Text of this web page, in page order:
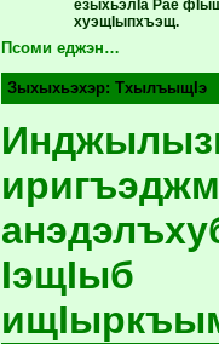
езыхьэлIа Рае
хуэщIыпхъэщ.
Псоми еджэн…
Зыхыхьэхэр:ТхылъыщIэ
IэщIыб